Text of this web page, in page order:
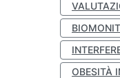
OBESITÀ